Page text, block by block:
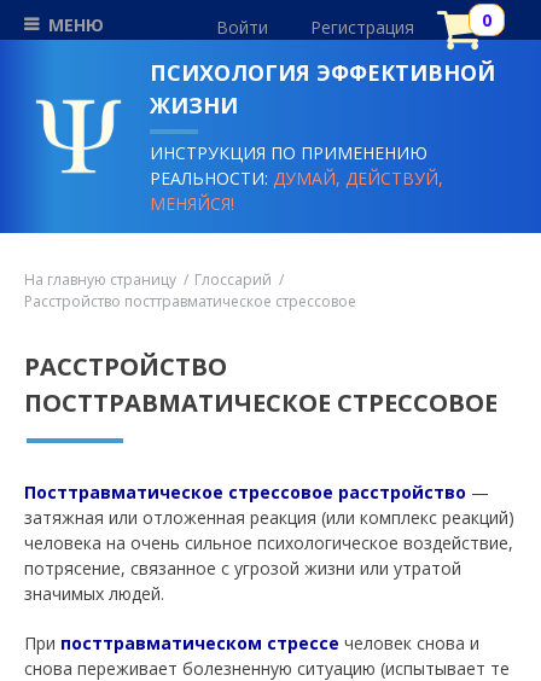
МЕНЮ Войти Регистрация
ПСИХОЛОГИЯ ЭФФЕКТИВНОЙ
ЖИЗНИ
ИНСТРУКЦИЯ ПО ПРИМЕНЕНИЮ
РЕАЛЬНОСТИ:ДУМАЙ, ДЕЙСТВУЙ,
МЕНЯЙСЯ!
На главную страницу
Глоссарий
Расстройство посттравматическое стрессовое
РАССТРОЙСТВО
ПОСТТРАВМАТИЧЕСКОЕ СТРЕССОВОЕ
Посттравматическое стрессовое расстройство —
затяжная или отложенная реакция (или комплекс реакций)
человека на очень сильное психологическое воздействие,
потрясение, связанное с угрозой жизни или утратой
значимых людей.
При посттравматическом стрессе человек снова и
снова переживает болезненную ситуацию (испытывает те